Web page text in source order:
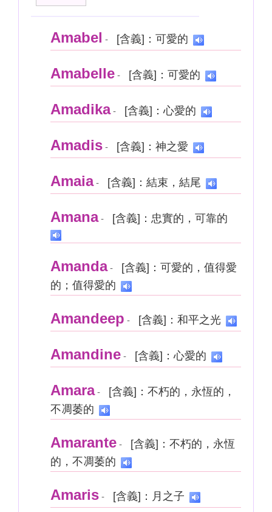
Amabel - [含義]：可愛的
Amabelle - [含義]：可愛的
Amadika- [含義]：心愛的
Amadis - [含義]：神之愛
Amaia- [含義]：結束，結尾
Amana- [含義]：忠實的，可靠的
Amanda-
[含義]：可愛的，值得愛
的；值得愛的
Amandeep - [含義]：和平之光
Amandine - [含義]：心愛的
Amara-
[含義]：不朽的，永恆的，
不凋萎的
Amarante -
[含義]：不朽的，永恆
的，不凋萎的
Amaris - [含義]：月之子